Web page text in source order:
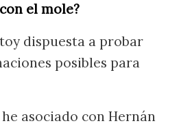
el mole?
dispuesta a probar
posibles para
asociado con Hernán